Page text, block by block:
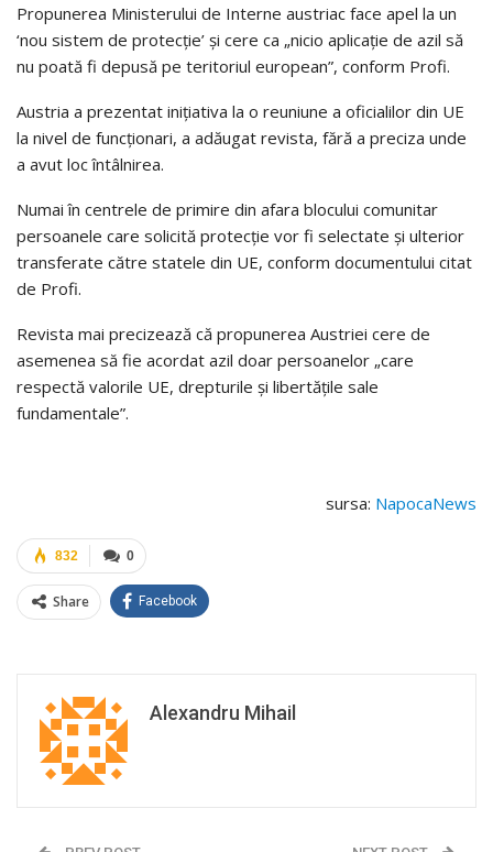
Propunerea Ministerului de Interne austriac face apel la un
‘nou sistem de protecţie’ şi cere ca „nicio aplicaţie de azil să
nu poată fi depusă pe teritoriul european”, conform Profi.
Austria a prezentat iniţiativa la o reuniune a oficialilor din UE
la nivel de funcţionari, a adăugat revista, fără a preciza unde
a avut loc întâlnirea.
Numai în centrele de primire din afara blocului comunitar
persoanele care solicită protecţie vor fi selectate şi ulterior
transferate către statele din UE, conform documentului citat
de Profi.
Revista mai precizează că propunerea Austriei cere de
asemenea să fie acordat azil doar persoanelor „care
respectă valorile UE, drepturile şi libertăţile sale
fundamentale”.
sursa: NapocaNews
0
832
Share Facebook
Alexandru Mihail